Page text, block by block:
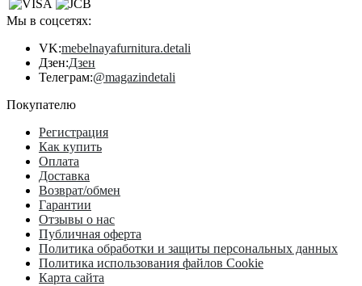
Мы в соцсетях:
VK:mebelnayafurnitura.detali
Дзен:Дзен
Телеграм:@magazindetali
Покупателю
Регистрация
Как купить
Оплата
Доставка
Возврат/обмен
Гарантии
Отзывы о нас
Публичная оферта
Политика обработки и защиты персональных данных
Политика использования файлов Cookie
Карта сайта